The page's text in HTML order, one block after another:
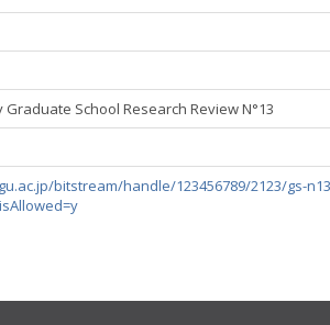
School Research Review N°13
bitstream/handle/123456789/2123/gs-